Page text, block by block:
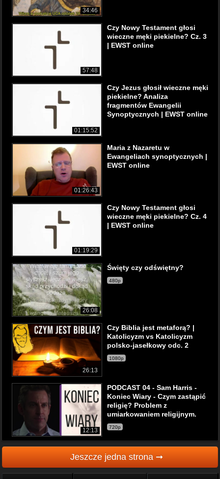
34:46
57:48
Czy Nowy Testament głosi
wieczne męki piekielne? Cz. 3
| EWST online
01:15:52
Czy Jezus głosił wieczne męki
piekielne? Analiza
fragmentów Ewangelii
Synoptycznych | EWST online
01:26:43
Maria z Nazaretu w
Ewangeliach synoptycznych |
EWST online
01:19:29
Czy Nowy Testament głosi
wieczne męki piekielne? Cz. 4
| EWST online
26:08
Święty czy odświętny?
480p
26:13
Czy Biblia jest metaforą? |
Katolicyzm vs Katolicyzm
polsko-jasełkowy odc. 2
1080p
12:13
PODCAST 04 - Sam Harris -
Koniec Wiary - Czym zastąpić
religię? Problem z
umiarkowaniem religijnym.
720p
Jeszcze jedna strona ➞